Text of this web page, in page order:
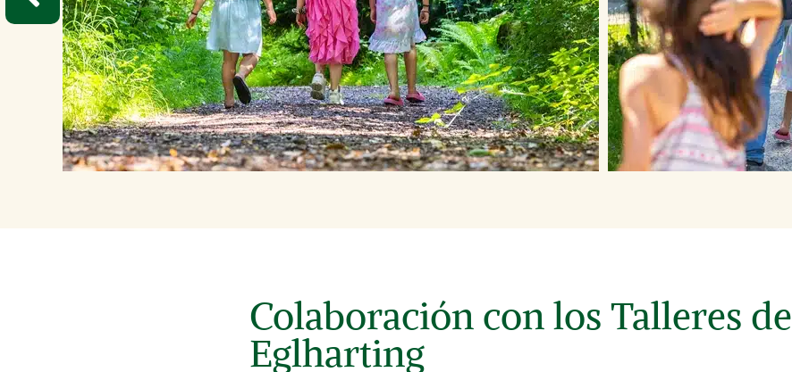
Colaboración con los Talleres de
Eglharting